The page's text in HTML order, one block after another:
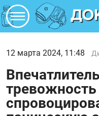
12 марта 2024, 11:48
тревожность